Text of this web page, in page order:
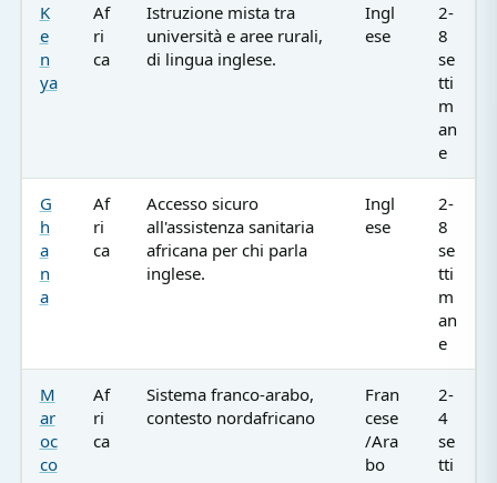
K
e
n
ya
Af
ri
ca
Istruzione mista tra
università e aree rurali,
di lingua inglese.
Ingl
ese
2-
8
se
tti
m
an
e
G
h
a
n
a
Af
ri
ca
Accesso sicuro
all'assistenza sanitaria
africana per chi parla
inglese.
Ingl
ese
2-
8
se
tti
m
an
e
M
ar
oc
co
Af
ri
ca
Sistema franco-arabo,
contesto nordafricano
Fran
cese
/Ara
bo
2-
4
se
tti